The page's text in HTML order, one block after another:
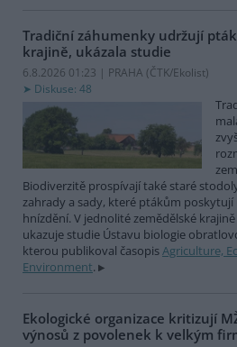
Tradiční záhumenky udržují
krajině, ukázala studie
6.8.2026 01:23 | PRAHA (ČTK/Ekolist)
Diskuse: 48
Biodiverzitě prospívají také staré
zahrady a sady, které ptákům
hnízdění. V jednolité zemědělské
ukazuje studie Ústavu biologie
kterou publikoval časopisAgriculture,
Environment.
Ekologické organizace kritizují
výnosů z povolenek k velkým